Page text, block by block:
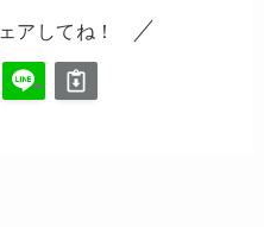
アしてね！